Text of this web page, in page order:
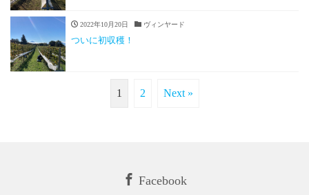
2022年10月20日 ヴィンヤード
ついに初収穫！
1 2 Next »
Facebook